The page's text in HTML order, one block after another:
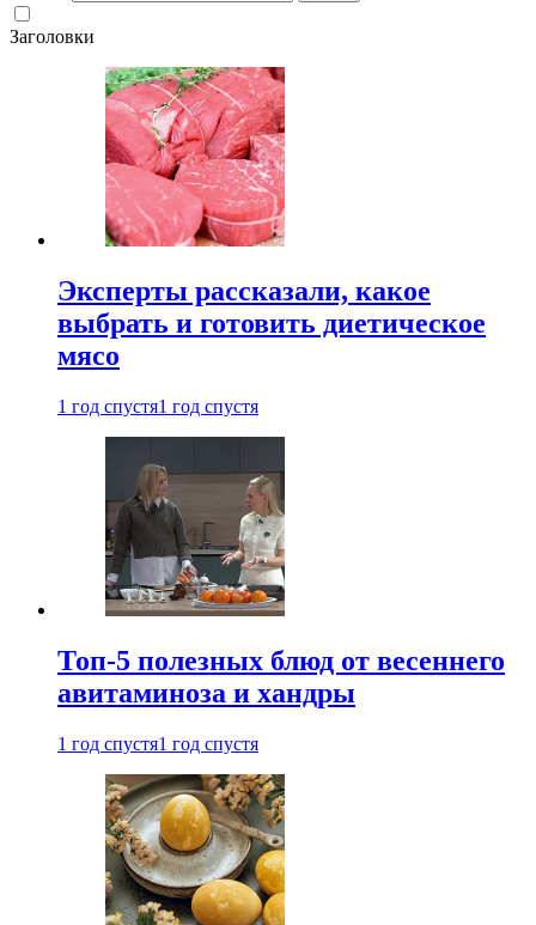
Заголовки
Эксперты рассказали, какое
выбрать и готовить диетическое
мясо
1 год спустя1 год спустя
Топ-5 полезных блюд от весеннего
авитаминоза и хандры
1 год спустя1 год спустя